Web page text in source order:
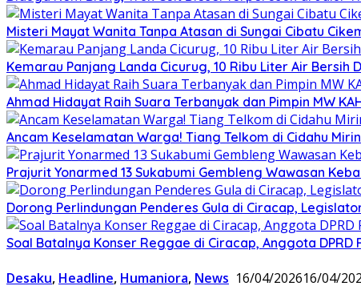
Misteri Mayat Wanita Tanpa Atasan di Sungai Cibatu
Kemarau Panjang Landa Cicurug, 10 Ribu Liter Air Bersih
Ahmad Hidayat Raih Suara Terbanyak dan Pimpin MW
Ancam Keselamatan Warga! Tiang Telkom di Cidahu
Prajurit Yonarmed 13 Sukabumi Gembleng Wawasan
Dorong Perlindungan Penderes Gula di Ciracap,
Soal Batalnya Konser Reggae di Ciracap, Anggota DPRD
Desaku, Headline, Humaniora, News 16/04/202616/04/